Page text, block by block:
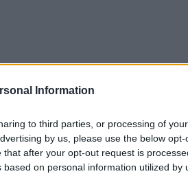
Information
to third parties, or processing of
by us, please use the below
after your opt-out request is
on personal information utilized by